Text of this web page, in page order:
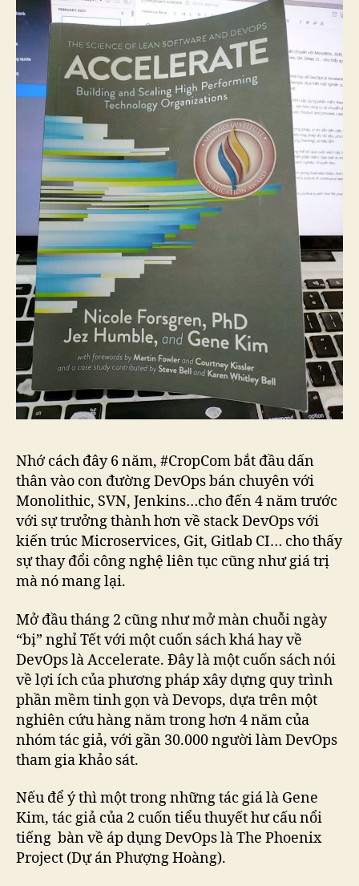
Nhớ cách đây 6 năm, #CropCom bắt đầu dấn
thân vào con đường DevOps bán chuyên với
Monolithic, SVN, Jenkins…cho đến 4 năm trước
với sự trưởng thành hơn về stack DevOps với
kiến trúc Microservices, Git, Gitlab CI… cho thấy
sự thay đổi công nghệ liên tục cũng như giá trị
mà nó mang lại.
Mở đầu tháng 2 cũng như mở màn chuỗi ngày
“bị” nghỉ Tết với một cuốn sách khá hay về
DevOps là Accelerate. Đây là một cuốn sách nói
về lợi ích của phương pháp xây dựng quy trình
phần mềm tinh gọn và Devops, dựa trên một
nghiên cứu hàng năm trong hơn 4 năm của
nhóm tác giả, với gần 30.000 người làm DevOps
tham gia khảo sát.
Nếu để ý thì một trong những tác giá là Gene
Kim, tác giả của 2 cuốn tiểu thuyết hư cấu nổi
tiếng bàn về áp dụng DevOps là The Phoenix
Project (Dự án Phượng Hoàng).